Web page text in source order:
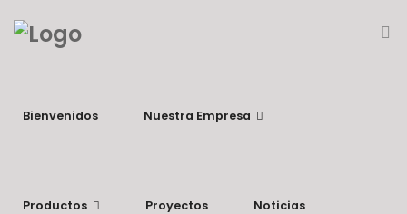
Bienvenidos Nuestra Empresa
Productos Proyectos Noticias